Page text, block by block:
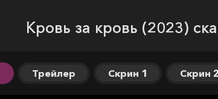
Кровь за кровь (2023)
Трейлер Скрин 1 Скрин 2